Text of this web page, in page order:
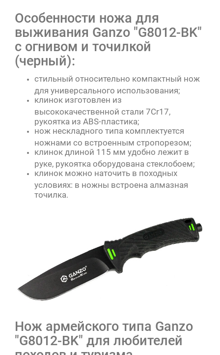
Особенности ножа для
выживания Ganzo "G8012-BK"
с огнивом и точилкой
(черный):
стильный относительно компактный нож
для универсального использования;
клинок изготовлен из
высококачественной стали 7Cr17,
рукоятка из ABS-пластика;
нож нескладного типа комплектуется
ножнами со встроенным стропорезом;
клинок длиной 115 мм удобно лежит в
руке, рукоятка оборудована стеклобоем;
клинок можно наточить в походных
условиях: в ножны встроена алмазная
точилка.
Нож армейского типа Ganzo
"G8012-BK" для любителей